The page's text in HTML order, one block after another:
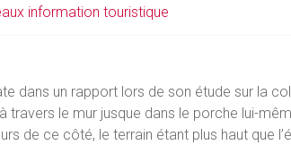
information touristique
dans un rapport lors de son étude sur la
travers le mur jusque dans le porche lui-
de ce côté, le terrain étant plus haut que